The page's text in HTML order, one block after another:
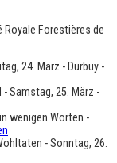
Royale Forestières de
24. März - Durbuy -
Samstag, 25. März -
wenigen Worten -
- Sonntag, 26.